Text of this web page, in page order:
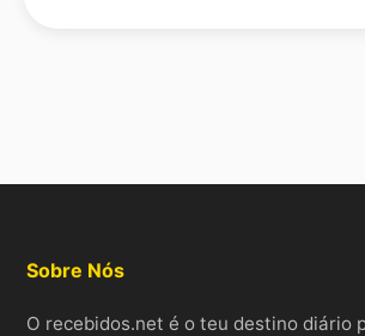
Sobre Nós
O recebidos.net é o teu destino diário